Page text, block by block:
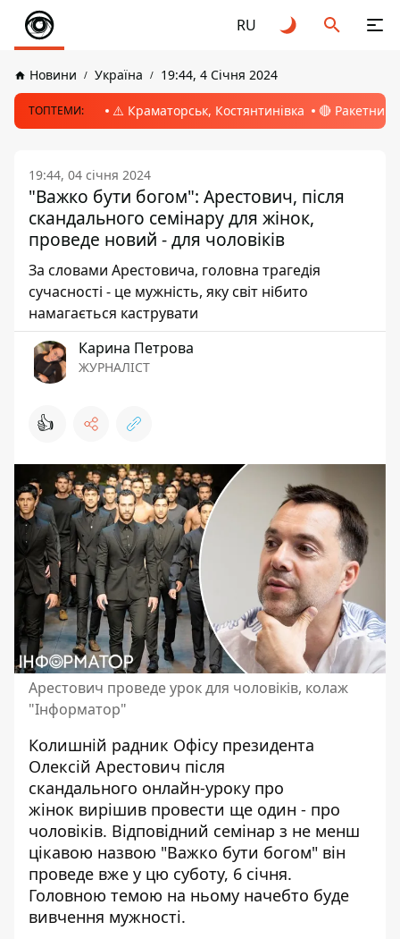
RU
Новини Україна 19:44, 4 Січня 2024
ТОПТЕМИ: ⚠️ Краматорськ, Костянтинівка 🔴 Ракетний
19:44, 04 січня 2024
"Важко бути богом": Арестович, після
скандального семінару для жінок,
проведе новий - для чоловіків
За словами Арестовича, головна трагедія
сучасності - це мужність, яку світ нібито
намагається каструвати
Карина Петрова
ЖУРНАЛІСТ
👍
Арестович проведе урок для чоловіків, колаж
"Інформатор"
Колишній радник Офісу президента
Олексій Арестович після
скандального онлайн-уроку про
жінок вирішив провести ще один - про
чоловіків. Відповідний семінар з не менш
цікавою назвою "Важко бути богом" він
проведе вже у цю суботу, 6 січня.
Головною темою на ньому начебто буде
вивчення мужності.